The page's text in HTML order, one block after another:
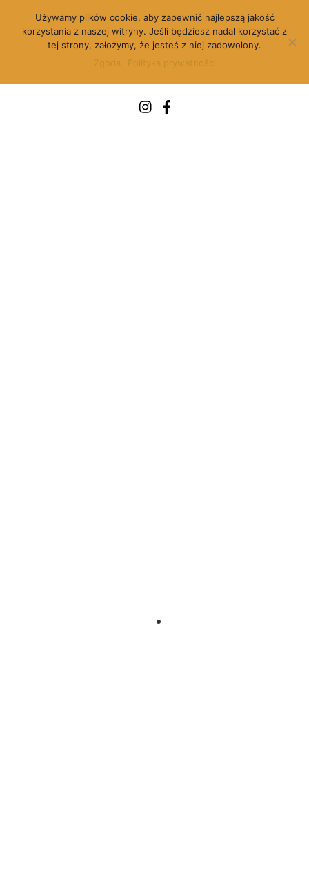
Używamy plików cookie, aby zapewnić najlepszą jakość
korzystania z naszej witryny. Jeśli będziesz nadal korzystać z
tej strony, założymy, że jesteś z niej zadowolony.
Zgoda
Polityka prywatności